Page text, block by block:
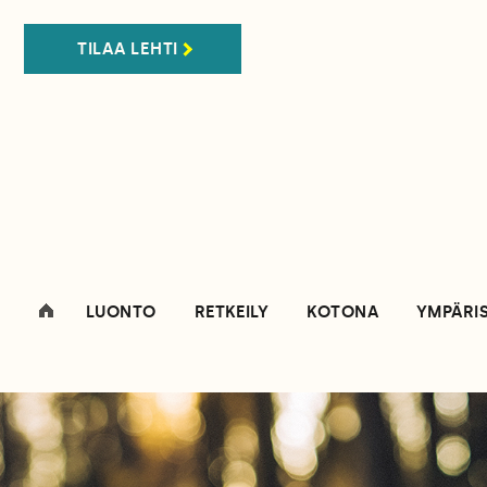
TILAA LEHTI
LUONTO RETKEILY KOTONA